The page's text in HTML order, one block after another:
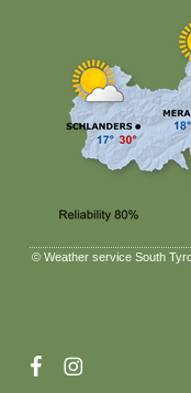
© Weather service South
facebookinstagram